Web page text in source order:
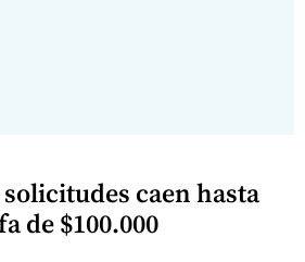
caen hasta
de $100.000